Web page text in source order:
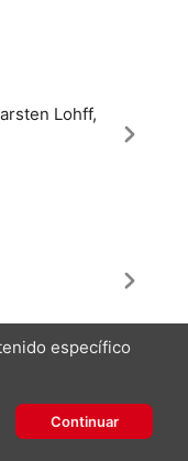
Lohff,
Annerös
específico
Continuar